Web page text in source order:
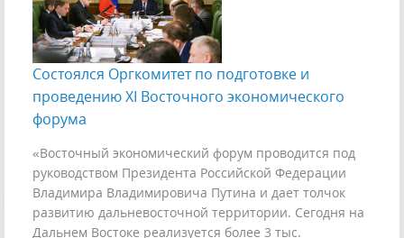
Состоялся Оргкомитет по подготовке и
проведению XI Восточного экономического
форума
«Восточный экономический форум проводится под
руководством Президента Российской Федерации
Владимира Владимировича Путина и дает толчок
развитию дальневосточной территории. Сегодня на
Дальнем Востоке реализуется более 3 тыс.